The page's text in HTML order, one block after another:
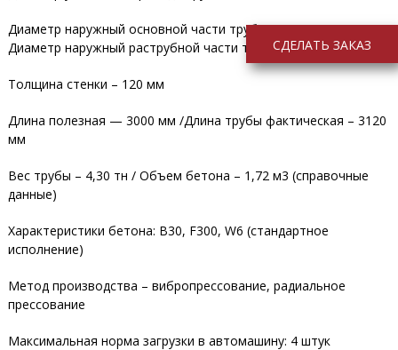
Диаметр наружный основной части трубы – 1440 мм /
Диаметр наружный раструбной части трубы – 1676 мм
Толщина стенки – 120 мм
Длина полезная — 3000 мм /Длина трубы фактическая – 3120
мм
Вес трубы – 4,30 тн / Объем бетона – 1,72 м3 (справочные
данные)
Характеристики бетона: В30, F300, W6 (стандартное
исполнение)
Метод производства – вибропрессование, радиальное
прессование
Максимальная норма загрузки в автомашину: 4 штук
СДЕЛАТЬ ЗАКАЗ